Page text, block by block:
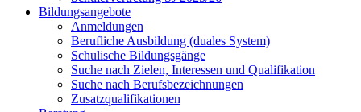
Bildungsangebote
Anmeldungen
Berufliche Ausbildung (duales System)
Schulische Bildungsgänge
Suche nach Zielen, Interessen und Qualifikation
Suche nach Berufsbezeichnungen
Zusatzqualifikationen